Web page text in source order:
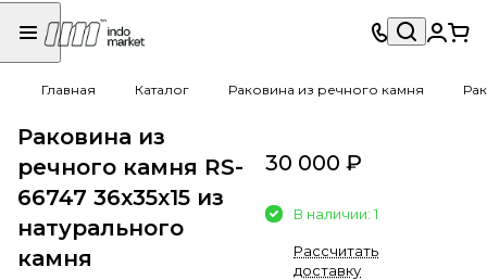
Главная Каталог Раковина из речного камня
Раковина из
речного камня RS-
66747 36х35х15 из
натурального
камня
30 000 ₽
В наличии: 1
Рассчитать
доставку